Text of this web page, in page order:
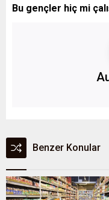
Bu gençler hiç mi
Benzer Konular